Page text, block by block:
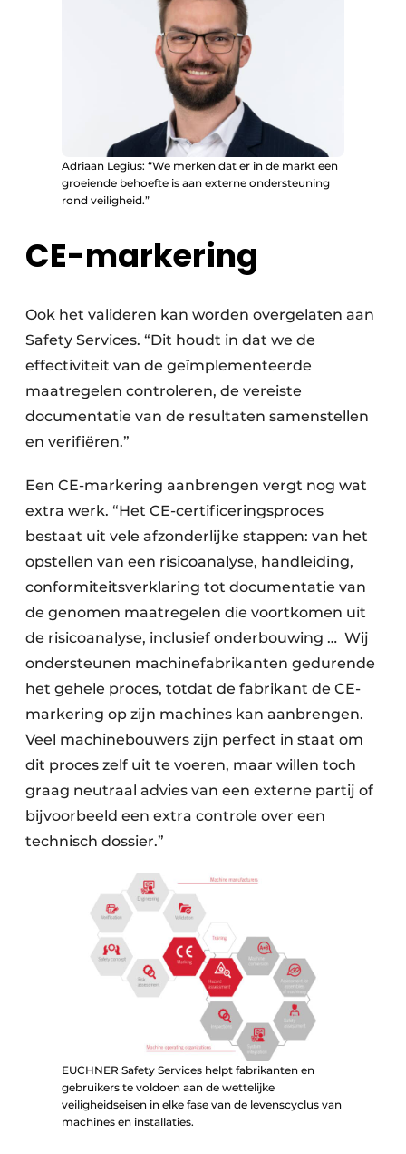
Adriaan Legius: “We merken dat er in de markt een
groeiende behoefte is aan externe ondersteuning
rond veiligheid.”
CE-markering
Ook het valideren kan worden overgelaten aan
Safety Services. “Dit houdt in dat we de
effectiviteit van de geïmplementeerde
maatregelen controleren, de vereiste
documentatie van de resultaten samenstellen
en verifiëren.”
Een CE-markering aanbrengen vergt nog wat
extra werk. “Het CE-certificeringsproces
bestaat uit vele afzonderlijke stappen: van het
opstellen van een risicoanalyse, handleiding,
conformiteitsverklaring tot documentatie van
de genomen maatregelen die voortkomen uit
de risicoanalyse, inclusief onderbouwing … Wij
ondersteunen machinefabrikanten gedurende
het gehele proces, totdat de fabrikant de CE-
markering op zijn machines kan aanbrengen.
Veel machinebouwers zijn perfect in staat om
dit proces zelf uit te voeren, maar willen toch
graag neutraal advies van een externe partij of
bijvoorbeeld een extra controle over een
technisch dossier.”
EUCHNER Safety Services helpt fabrikanten en
gebruikers te voldoen aan de wettelijke
veiligheidseisen in elke fase van de levenscyclus van
machines en installaties.